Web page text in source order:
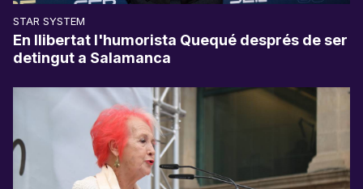
STAR SYSTEM
En llibertat l'humorista Quequé després de ser
detingut a Salamanca